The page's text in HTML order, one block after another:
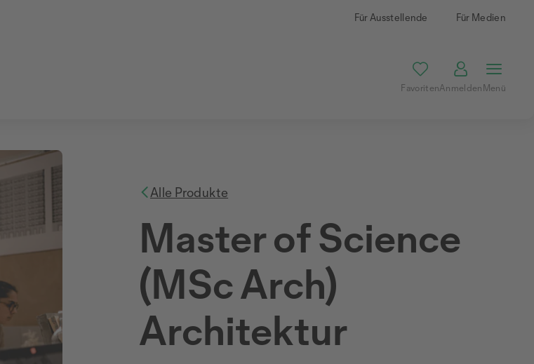
Für Ausstellende Für Medien
FavoritenAnmeldenMenü
Alle Produkte
Master of Science
(MSc Arch)
Architektur